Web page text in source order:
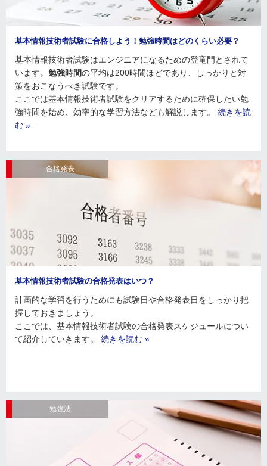
基本情報技術者試験に合格しよう！勉強時間はどのくらい必要？
基本情報技術者試験はエンジニアになるための登竜門とされて
います。 勉強時間の平均は200時間ほどであり、しっかりと対
策をおこなうべき試験です。
ここでは基本情報技術者試験をクリアするために確保したい勉
強時間を始め、効率的な学習方法なども解説します。 続きを読
む »
合格発表
基本情報技術者試験の合格発表はいつ？
計画的な学習を行うためにも試験日や合格発表日をしっかり把
握しておきましょう。
ここでは、基本情報技術者試験の合格発表スケジュールについ
て紹介していきます。 続きを読む »
勉強法